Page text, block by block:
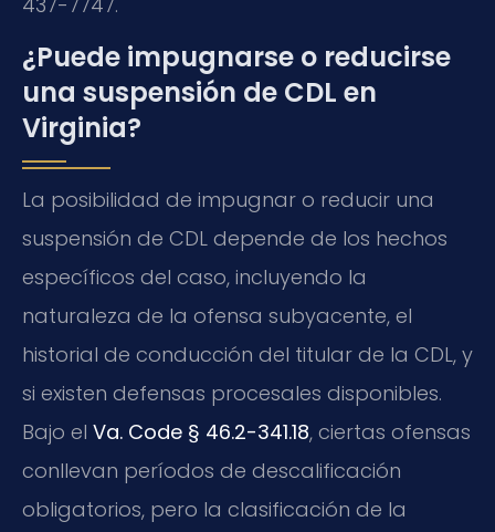
¿Puede impugnarse o reducirse
una suspensión de CDL en
Virginia?
La posibilidad de impugnar o reducir una
suspensión de CDL depende de los hechos
específicos del caso, incluyendo la
naturaleza de la ofensa subyacente, el
historial de conducción del titular de la CDL, y
si existen defensas procesales disponibles.
Bajo el Va. Code § 46.2-341.18, ciertas ofensas
conllevan períodos de descalificación
obligatorios, pero la clasificación de la